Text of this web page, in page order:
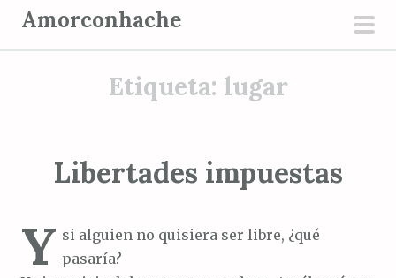
Amorconhache
Etiqueta: lugar
Libertades impuestas
Y si alguien no quisiera ser libre, ¿qué
pasaría?